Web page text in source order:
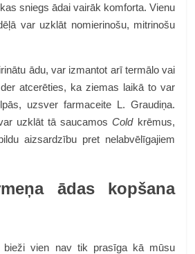
sniegs ādai vairāk komforta. Vienu
var uzklāt nomierinošu, mitrinošu
ādu, var izmantot arī termālo vai
atcerēties, ka ziemas laikā to var
uzsver farmaceite L. Graudiņa.
uzklāt tā saucamosColdkrēmus,
aizsardzību pret nelabvēlīgajiem
ādas kopšana
bieži vien nav tik prasīga kā mūsu